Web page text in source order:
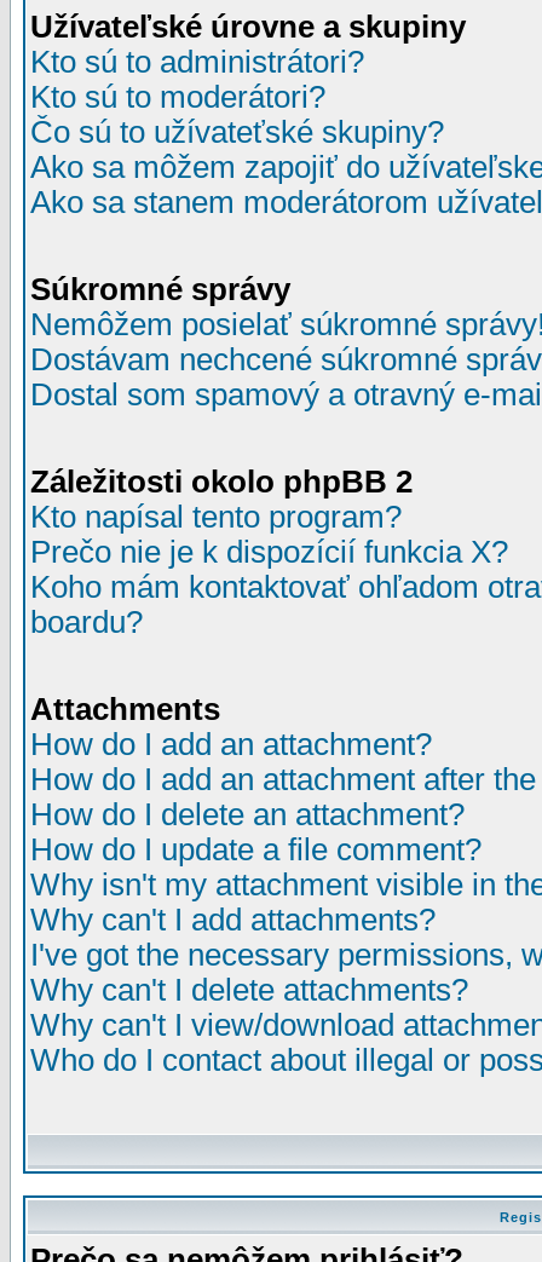
Užívateľské úrovne a skupiny
Kto sú to administrátori?
Kto sú to moderátori?
Čo sú to užívateťské skupiny?
Ako sa môžem zapojiť do
Ako sa stanem moderátorom
Súkromné správy
Nemôžem posielať súkromné
Dostávam nechcené súkromné
Dostal som spamový a otravný e-
Záležitosti okolo phpBB 2
Kto napísal tento program?
Prečo nie je k dispozícií funkcia X?
Koho mám kontaktovať ohľadom
boardu?
Attachments
How do I add an attachment?
How do I add an attachment after
How do I delete an attachment?
How do I update a file comment?
Why isn't my attachment visible in
Why can't I add attachments?
I've got the necessary permissions,
Why can't I delete attachments?
Why can't I view/download
Who do I contact about illegal or